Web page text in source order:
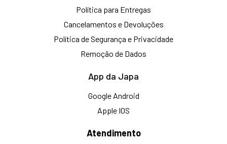
Política para Entregas
Cancelamentos e Devoluções
Política de Segurança e Privacidade
Remoção de Dados
App da Japa
Google Android
Apple IOS
Atendimento